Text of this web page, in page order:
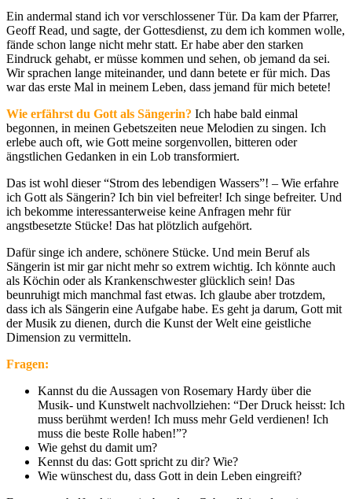
Ein andermal stand ich vor verschlossener Tür. Da kam der Pfarrer,
Geoff Read, und sagte, der Gottesdienst, zu dem ich kommen wolle,
fände schon lange nicht mehr statt. Er habe aber den starken
Eindruck gehabt, er müsse kommen und sehen, ob jemand da sei.
Wir sprachen lange miteinander, und dann betete er für mich. Das
war das erste Mal in meinem Leben, dass jemand für mich betete!
Wie erfährst du Gott als Sängerin? Ich habe bald einmal
begonnen, in meinen Gebetszeiten neue Melodien zu singen. Ich
erlebe auch oft, wie Gott meine sorgenvollen, bitteren oder
ängstlichen Gedanken in ein Lob transformiert.
Das ist wohl dieser “Strom des lebendigen Wassers”! – Wie erfahre
ich Gott als Sängerin? Ich bin viel befreiter! Ich singe befreiter. Und
ich bekomme interessanterweise keine Anfragen mehr für
angstbesetzte Stücke! Das hat plötzlich aufgehört.
Dafür singe ich andere, schönere Stücke. Und mein Beruf als
Sängerin ist mir gar nicht mehr so extrem wichtig. Ich könnte auch
als Köchin oder als Krankenschwester glücklich sein! Das
beunruhigt mich manchmal fast etwas. Ich glaube aber trotzdem,
dass ich als Sängerin eine Aufgabe habe. Es geht ja darum, Gott mit
der Musik zu dienen, durch die Kunst der Welt eine geistliche
Dimension zu vermitteln.
Fragen:
Kannst du die Aussagen von Rosemary Hardy über die
Musik- und Kunstwelt nachvollziehen: “Der Druck heisst: Ich
muss berühmt werden! Ich muss mehr Geld verdienen! Ich
muss die beste Rolle haben!”?
Wie gehst du damit um?
Kennst du das: Gott spricht zu dir? Wie?
Wie wünschest du, dass Gott in dein Leben eingreift?